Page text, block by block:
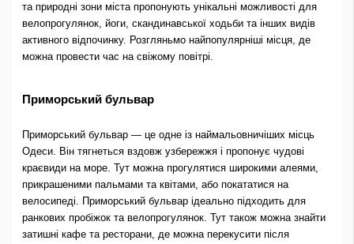
та природні зони міста пропонують унікальні можливості для
велопрогулянок, йоги, скандинавської ходьби та інших видів
активного відпочинку. Розгляньмо найпопулярніші місця, де
можна провести час на свіжому повітрі.
Приморський бульвар
Приморський бульвар — це одне із наймальовничіших місць
Одеси. Він тягнеться вздовж узбережжя і пропонує чудові
краєвиди на море. Тут можна прогулятися широкими алеями,
прикрашеними пальмами та квітами, або покататися на
велосипеді. Приморський бульвар ідеально підходить для
ранкових пробіжок та велопрогулянок. Тут також можна знайти
затишні кафе та ресторани, де можна перекусити після